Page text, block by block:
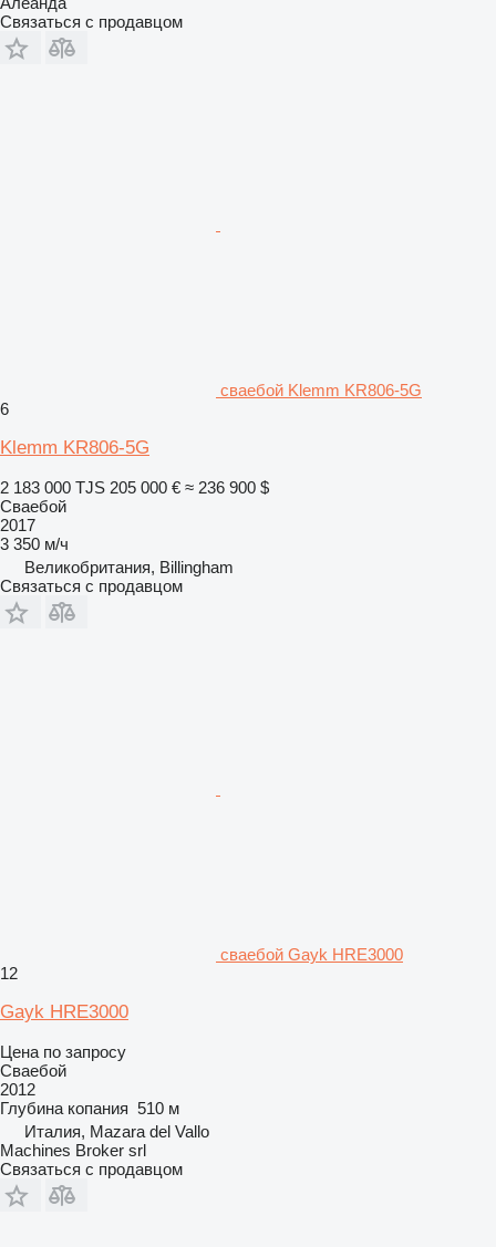
Связаться с продавцом
сваебой Klemm KR806-5G
6
Klemm KR806-5G
2 183 000 TJS 205 000 € ≈ 236 900 $
Сваебой
2017
3 350 м/ч
Великобритания, Billingham
Связаться с продавцом
сваебой Gayk HRE3000
12
Gayk HRE3000
Цена по запросу
Сваебой
2012
Глубина копания 510 м
Италия, Mazara del Vallo
Machines Broker srl
Связаться с продавцом